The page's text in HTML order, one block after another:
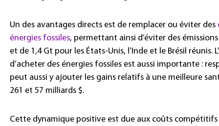
Un des avantages directs est de remplacer ou éviter des
énergies fossiles, permettant ainsi d’éviter des
et de 1,4 Gt pour les États-Unis, l’Inde et le Brésil
d’acheter des énergies fossiles est aussi importante :
peut aussi y ajouter les gains relatifs à une meilleure
261 et 57 milliards $.
Cette dynamique positive est due aux coûts